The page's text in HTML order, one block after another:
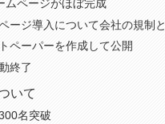
ムページがほぼ完成
ージ導入について会社の規制
ペーパーを作成して公開
終了
いて
名突破